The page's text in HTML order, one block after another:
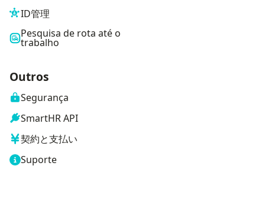
ID管理
Pesquisa de rota até o
trabalho
Outros
Segurança
SmartHR API
契約と支払い
Suporte